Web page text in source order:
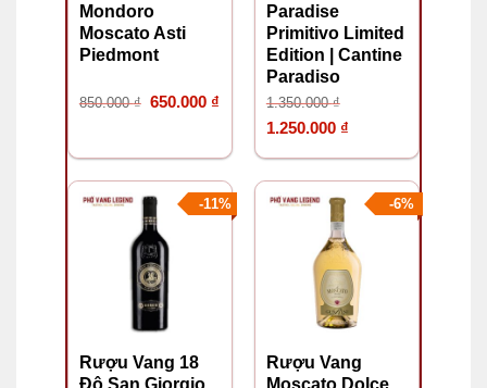
Mondoro
Moscato Asti
Piedmont
850.000₫ Giá
850.000 ₫.
650.000 ₫Giá
tại
là:
650.000 ₫.
Paradise
Primitivo Limited
Edition | Cantine
Paradiso
1.350.000₫
Giá
là:
1.350.000 ₫.
1.250.000 ₫Giá
tại
là:
-11%
Rượu Vang 18
Độ San Giorgio
-6%
Rượu Vang
Moscato Dolce